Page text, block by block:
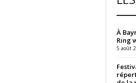
À
Ring
5 août